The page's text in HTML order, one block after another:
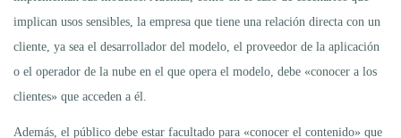
implican usos sensibles, la empresa que tiene una relación directa con un
cliente, ya sea el desarrollador del modelo, el proveedor de la aplicación
o el operador de la nube en el que opera el modelo, debe «conocer a los
clientes» que acceden a él.
Además, el público debe estar facultado para «conocer el contenido» que